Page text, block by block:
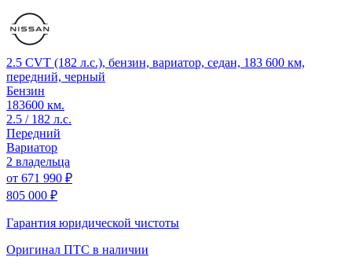
2.5 CVT (182 л.с.), бензин, вариатор, седан, 183 600 км,
передний, черный
Бензин
183600 км.
2.5 / 182 л.с.
Передний
Вариатор
2 владельца
от 671 990 ₽
805 000 ₽
Гарантия юридической чистоты
Оригинал ПТС в наличии